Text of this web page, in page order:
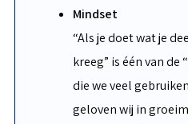
Mindset
“Als je doet wat je
kreeg” is één van
die we veel
geloven wij in